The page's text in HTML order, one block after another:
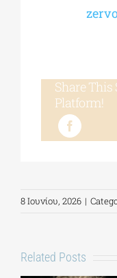
Share This
Platform!
8 Ιουνίου, 2026 |
Related Posts